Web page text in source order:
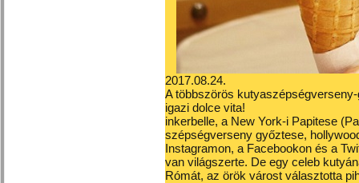
2017.08.24.
A többszörös
igazi dolce vita!
inkerbelle, a New York-i Papitese
szépségverseny győztese,
Instagramon, a Facebookon és a
van világszerte. De egy celeb
Rómát, az örök várost választotta